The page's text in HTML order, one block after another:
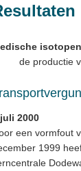
de productie
2000
een vormfout
1999